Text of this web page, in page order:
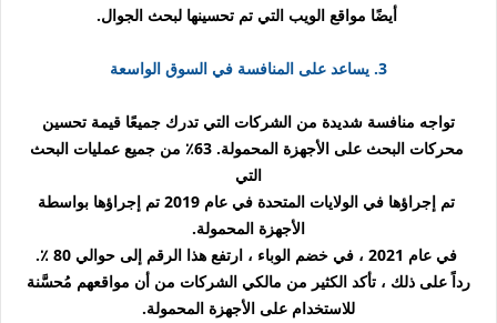
أيضًا مواقع الويب التي تم تحسينها لبحث الجوال.
3. يساعد على المنافسة في السوق الواسعة
تواجه منافسة شديدة من الشركات التي تدرك جميعًا قيمة تحسين
محركات البحث على الأجهزة المحمولة. 63٪ من جميع عمليات البحث
التي
تم إجراؤها في الولايات المتحدة في عام 2019 تم إجراؤها بواسطة
الأجهزة المحمولة.
في عام 2021 ، في خضم الوباء ، ارتفع هذا الرقم إلى حوالي 80 ٪.
رداً على ذلك ، تأكد الكثير من مالكي الشركات من أن مواقعهم مُحسَّنة
للاستخدام على الأجهزة المحمولة.